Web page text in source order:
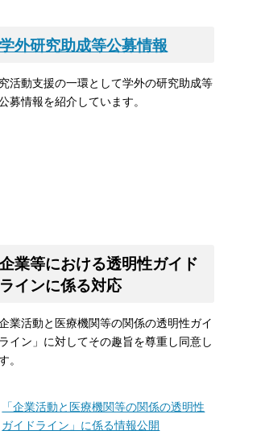
学外研究助成等公募情報
活動支援の一環として学外の研究助成等
募情報を紹介しています。
企業等における透明性ガイド
ラインに係る対応
企業活動と医療機関等の関係の透明性ガイ
ライン」に対してその趣旨を尊重し同意し
。
「企業活動と医療機関等の関係の透明性
ガイドライン」に係る情報公開